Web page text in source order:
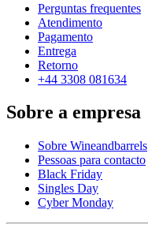
Perguntas frequentes
Atendimento
Pagamento
Entrega
Retorno
+44 3308 081634
Sobre a empresa
Sobre Wineandbarrels
Pessoas para contacto
Black Friday
Singles Day
Cyber Monday